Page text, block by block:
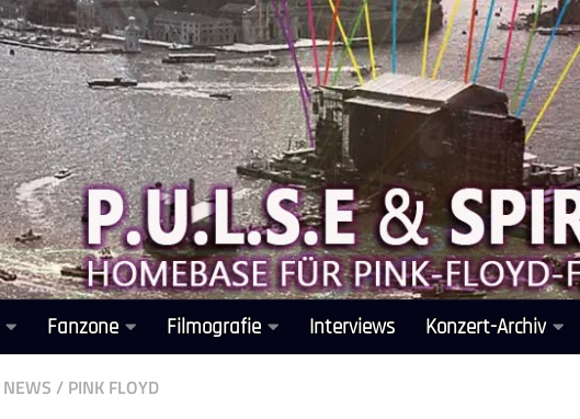
Fanzone Filmografie Interviews Konzert-Archiv
NEWS / PINK FLOYD